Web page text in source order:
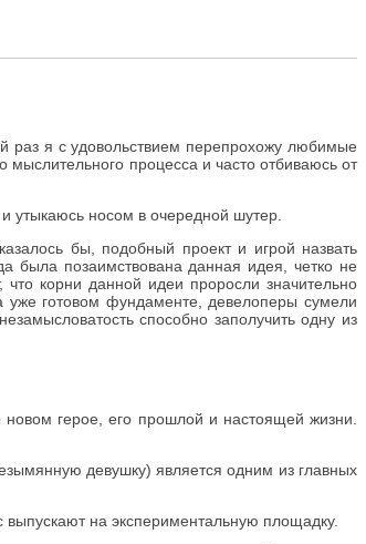
раз я с удовольствием перепрохожу любимые
процесса и часто отбиваюсь от
утыкаюсь носом в очередной шутер.
бы, подобный проект и игрой назвать
была позаимствована данная идея, четко не
корни данной идеи проросли значительно
готовом фундаменте, девелоперы сумели
способно заполучить одну из
новом герое, его прошлой и настоящей жизни.
девушку) является одним из главных
на экспериментальную площадку.